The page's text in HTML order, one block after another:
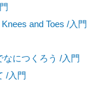
and Toes /入門
なにつくろう /入門
/入門